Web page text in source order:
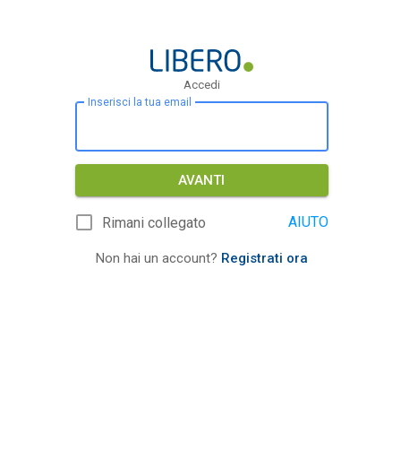
Accedi
Inserisci la tua email
AVANTI
Rimani collegato AIUTO
Non hai un account? Registrati ora